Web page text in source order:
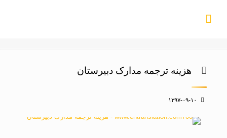
هزینه ترجمه مدارک دبیرستان
۱۳۹۷-۰۹-۱۰